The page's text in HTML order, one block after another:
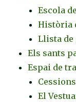
Escola
Història
Llista de
Els sants
Espai de
El